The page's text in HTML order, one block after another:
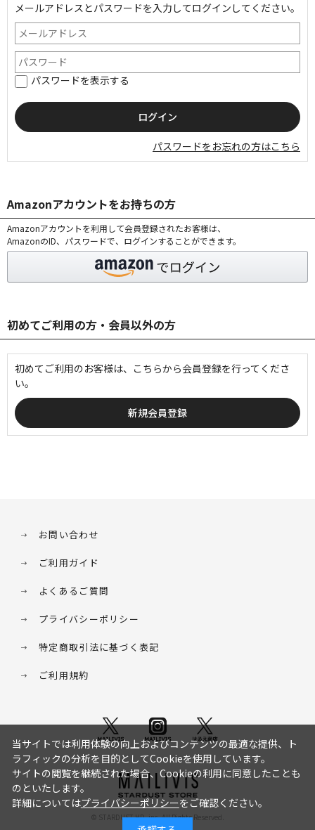
メールアドレスとパスワードを入力してログインしてください。
パスワードを表示する
パスワードをお忘れの方はこちら
Amazonアカウントをお持ちの方
Amazonアカウントを利用して会員登録されたお客様は、
AmazonのID、パスワードで、ログインすることができます。
初めてご利用の方・会員以外の方
初めてご利用のお客様は、こちらから会員登録を行ってくださ
い。
お問い合わせ
ご利用ガイド
よくあるご質問
プライバシーポリシー
特定商取引法に基づく表記
ご利用規約
© STARDUST HD. inc. All Rights Reserved.
当サイトでは利用体験の向上およびコンテンツの最適な提供、ト
ラフィックの分析を目的としてCookieを使用しています。
サイトの閲覧を継続された場合、Cookieの利用に同意したことも
のといたします。
詳細についてはプライバシーポリシーをご確認ください。